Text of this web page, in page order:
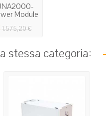
Module
1.575,20 €
stessa categoria: